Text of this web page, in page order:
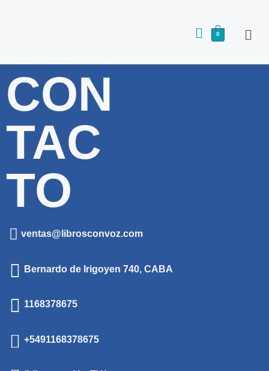
0
CON
TAC
TO
ventas@librosconvoz.com
Bernardo de Irigoyen 740, CABA
1168378675
+5491168378675